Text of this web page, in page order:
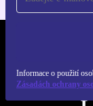
Informace o použití
Zásadách ochrany